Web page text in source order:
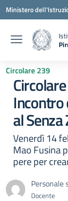
Vai ai contenuti
Vai al menu di
Vai al footer
Ministero
Circolare 239
al
Venerdì 14
Mao Fusina
pere per
Personale
Docente